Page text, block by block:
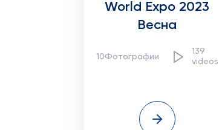
World Expo 2023
Весна
10Фотографии
139
videos